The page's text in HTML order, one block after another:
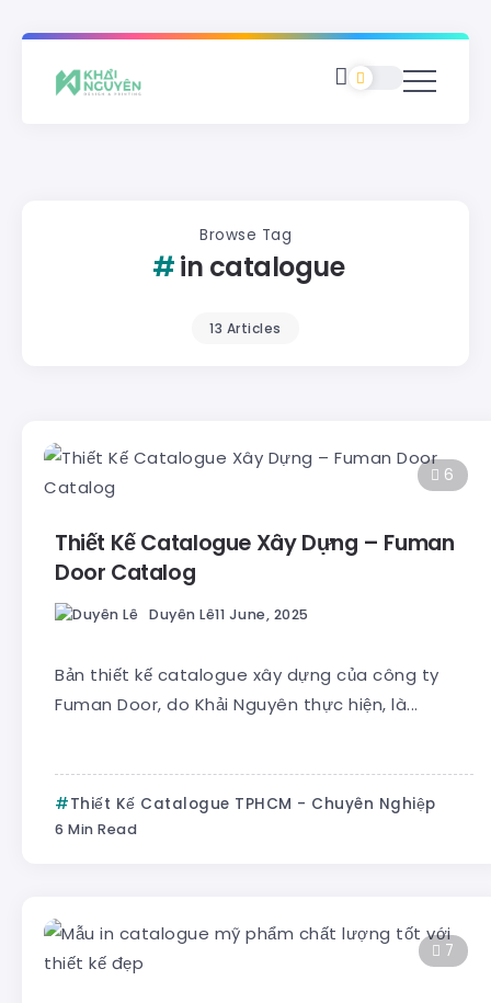
Browse Tag
in catalogue
13 Articles
6
Thiết Kế Catalogue Xây Dựng – Fuman
Door Catalog
Duyên Lê11 June, 2025
Bản thiết kế catalogue xây dựng của công ty
Fuman Door, do Khải Nguyên thực hiện, là...
Thiết Kế Catalogue TPHCM - Chuyên Nghiệp
6 Min Read
7